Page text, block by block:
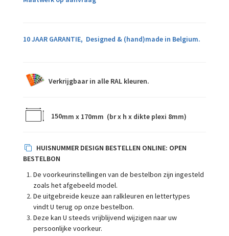
10 JAAR GARANTIE, Designed & (hand)made in Belgium.
Verkrijgbaar in alle RAL kleuren.
150mm x 170mm (br x h x dikte plexi 8mm)
HUISNUMMER DESIGN BESTELLEN ONLINE: OPEN
BESTELBON
De voorkeurinstellingen van de bestelbon zijn ingesteld
zoals het afgebeeld model.
De uitgebreide keuze aan ralkleuren en lettertypes
vindt U terug op onze bestelbon.
Deze kan U steeds vrijblijvend wijzigen naar uw
persoonlijke voorkeur.